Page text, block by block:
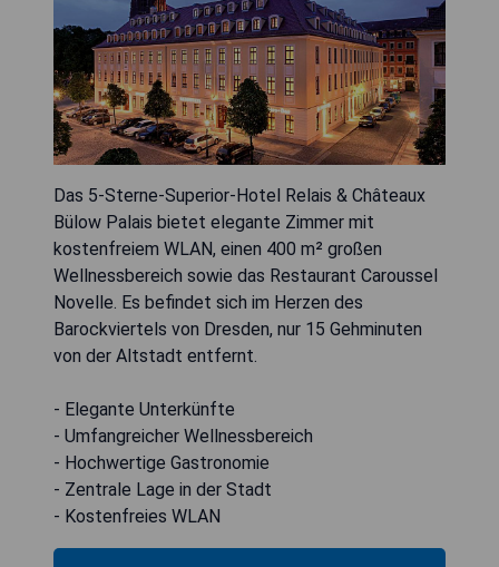
Das 5-Sterne-Superior-Hotel Relais & Châteaux
Bülow Palais bietet elegante Zimmer mit
kostenfreiem WLAN, einen 400 m² großen
Wellnessbereich sowie das Restaurant Caroussel
Novelle. Es befindet sich im Herzen des
Barockviertels von Dresden, nur 15 Gehminuten
von der Altstadt entfernt.
- Elegante Unterkünfte
- Umfangreicher Wellnessbereich
- Hochwertige Gastronomie
- Zentrale Lage in der Stadt
- Kostenfreies WLAN